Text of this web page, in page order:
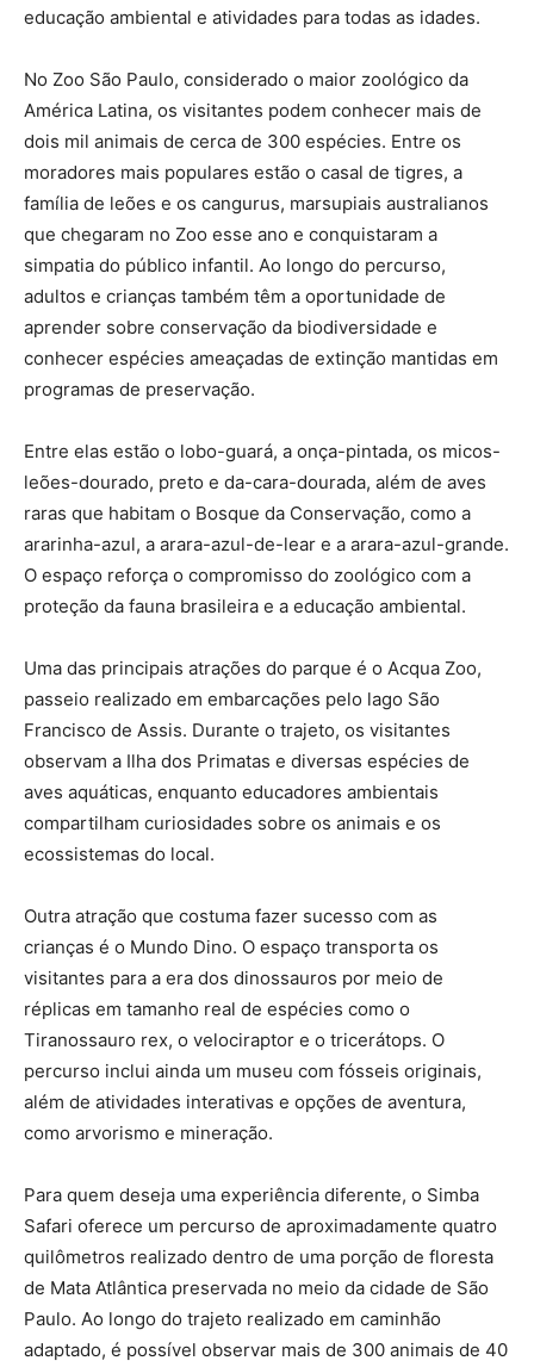
educação ambiental e atividades para todas as idades.
No Zoo São Paulo, considerado o maior zoológico da
América Latina, os visitantes podem conhecer mais de
dois mil animais de cerca de 300 espécies. Entre os
moradores mais populares estão o casal de tigres, a
família de leões e os cangurus, marsupiais australianos
que chegaram no Zoo esse ano e conquistaram a
simpatia do público infantil. Ao longo do percurso,
adultos e crianças também têm a oportunidade de
aprender sobre conservação da biodiversidade e
conhecer espécies ameaçadas de extinção mantidas em
programas de preservação.
Entre elas estão o lobo-guará, a onça-pintada, os micos-
leões-dourado, preto e da-cara-dourada, além de aves
raras que habitam o Bosque da Conservação, como a
ararinha-azul, a arara-azul-de-lear e a arara-azul-grande.
O espaço reforça o compromisso do zoológico com a
proteção da fauna brasileira e a educação ambiental.
Uma das principais atrações do parque é o Acqua Zoo,
passeio realizado em embarcações pelo lago São
Francisco de Assis. Durante o trajeto, os visitantes
observam a Ilha dos Primatas e diversas espécies de
aves aquáticas, enquanto educadores ambientais
compartilham curiosidades sobre os animais e os
ecossistemas do local.
Outra atração que costuma fazer sucesso com as
crianças é o Mundo Dino. O espaço transporta os
visitantes para a era dos dinossauros por meio de
réplicas em tamanho real de espécies como o
Tiranossauro rex, o velociraptor e o tricerátops. O
percurso inclui ainda um museu com fósseis originais,
além de atividades interativas e opções de aventura,
como arvorismo e mineração.
Para quem deseja uma experiência diferente, o Simba
Safari oferece um percurso de aproximadamente quatro
quilômetros realizado dentro de uma porção de floresta
de Mata Atlântica preservada no meio da cidade de São
Paulo. Ao longo do trajeto realizado em caminhão
adaptado, é possível observar mais de 300 animais de 40